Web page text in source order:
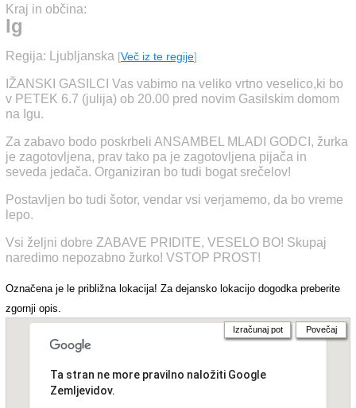
Kraj in občina:
Ig
Regija: Ljubljanska [Več iz te regije]
IŽANSKI GASILCI Vas vabimo na veliko vrtno veselico,ki bo
v PETEK 6.7 (julija) ob 20.00 pred novim Gasilskim domom
na Igu.
Za zabavo bodo poskrbeli ANSAMBEL MLADI GODCI, žurka
je zagotovljena, prav tako pa je zagotovljena pijača in
seveda jedača. Organiziran bo tudi bogat srečelov!
Postavljen bo tudi šotor, vendar vsi verjamemo, da bo vreme
lepo.
Vsi željni dobre ZABAVE PRIDITE, VESELO BO! Skupaj
naredimo nepozabno žurko! VSTOP PROST!
Označena je le približna lokacija! Za dejansko lokacijo dogodka preberite
zgornji opis.
Ta stran ne more pravilno naložiti Google
Zemljevidov.
Izračunaj pot Povečaj